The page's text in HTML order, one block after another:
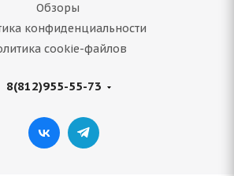
Обзоры
конфиденциальности
cookie-файлов
8(812)955-55-73